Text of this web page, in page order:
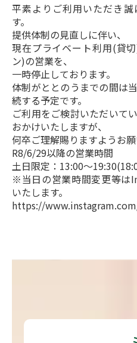
平素よりご利用いただき
す。
提供体制の見直しに伴い、
現在プライベート利用(貸
ン)の営業を、
一時停止しております。
体制がととのうまでの間は
続する予定です。
ご利用をご検討いただいて
おかけいたしますが、
何卒ご理解賜りますようお願
R8/6/29以降の営業時間
土日限定：13:00～
※当日の営業時間変更等は
いたします。
https://